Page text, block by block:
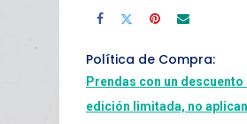
Política de Compra:
Prendas con un
edición limitada, no